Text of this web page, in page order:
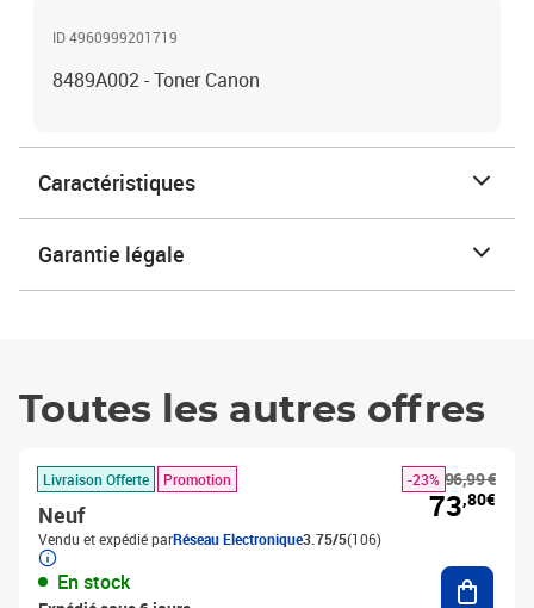
ID 4960999201719
8489A002 - Toner Canon
Caractéristiques
Garantie légale
Toutes les autres offres
Livraison Offerte Promotion
Neuf
Vendu et expédié parRéseau Electronique3.75/5(106)
En stock
96,99 €
-23%
73,80€